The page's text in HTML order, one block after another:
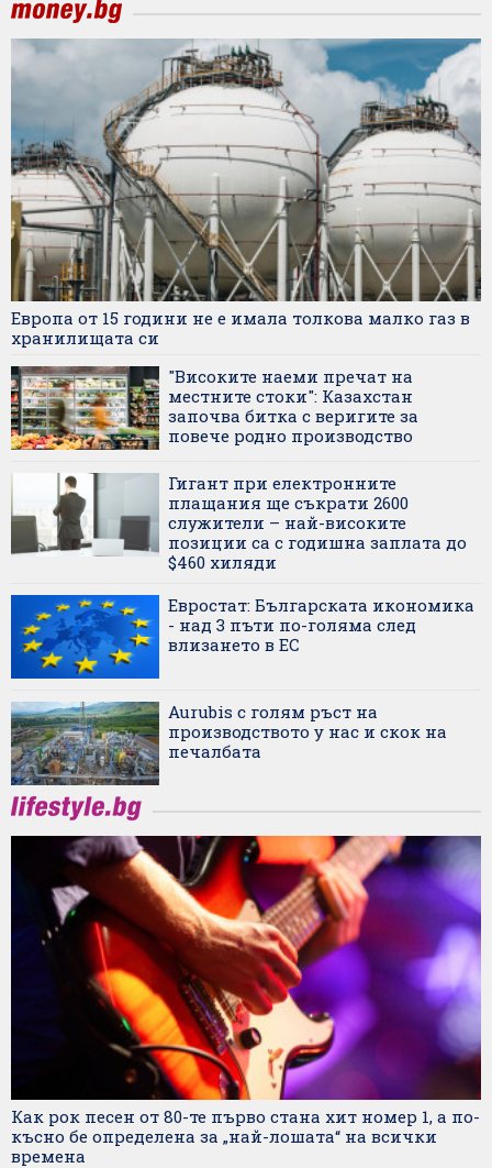
Европа от 15 години не е имала толкова малко газ в
хранилищата си
"Високите наеми пречат на
местните стоки": Казахстан
започва битка с веригите за
повече родно производство
Гигант при електронните
плащания ще съкрати 2600
служители – най-високите
позиции са с годишна заплата до
$460 хиляди
Евростат: Българската икономика
- над 3 пъти по-голяма след
влизането в ЕС
Aurubis с голям ръст на
производството у нас и скок на
печалбата
Как рок песен от 80-те първо стана хит номер 1, а по-
късно бе определена за „най-лошата“ на всички
времена